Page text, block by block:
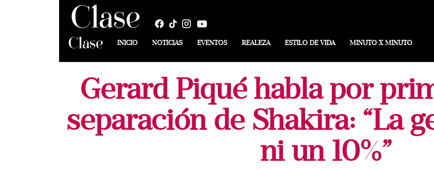
INICIO NOTICIAS EVENTOS REALEZA ESTILO DE VIDA MINUTO X MINUTO
Gerard Piqué habla por
separación de Shakira: “La
ni un 10%”